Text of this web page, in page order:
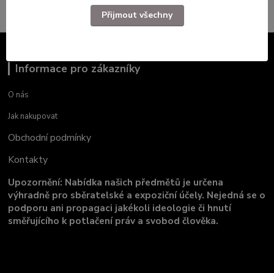
Informace pro zákazníky
O nás
Jak nakupovat
Obchodní podmínky
Kontakty
Upozornění: Nabídka našich předmětů je určena
výhradně pro sběratelské a expoziční účely. Nejedná se o
podporu ani propagaci jakékoli ideologie či hnutí
směřujícího k potlačení práv a svobod člověka.
Přijmout všechny